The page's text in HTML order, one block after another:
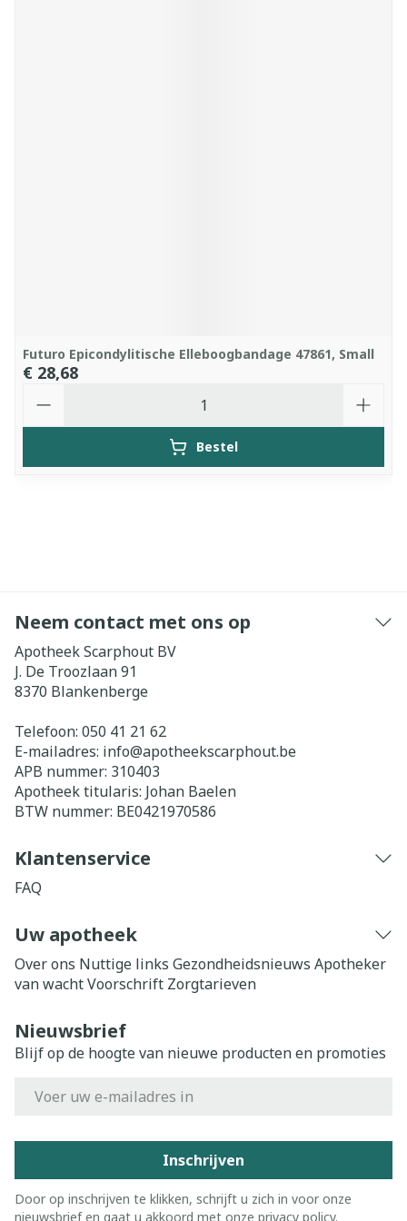
Futuro Epicondylitische Elleboogbandage 47861, Small
€ 28,68
Bestel
Neem contact met ons op
Apotheek Scarphout BV
J. De Troozlaan 91
8370 Blankenberge
Telefoon: 050 41 21 62
E-mailadres: info@apotheekscarphout.be
APB nummer: 310403
Apotheek titularis: Johan Baelen
BTW nummer: BE0421970586
Klantenservice
FAQ
Uw apotheek
Over ons Nuttige links Gezondheidsnieuws Apotheker
van wachtVoorschrift Zorgtarieven
Nieuwsbrief
Blijf op de hoogte van nieuwe producten en promoties
Inschrijven
Door op inschrijven te klikken, schrijft u zich in voor onze
nieuwsbrief en gaat u akkoord met onze privacy policy.